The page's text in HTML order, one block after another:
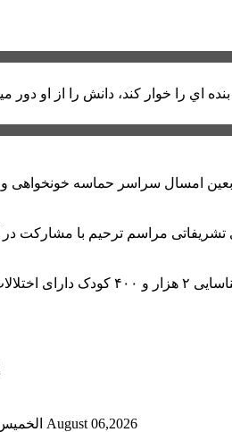
اي را خوار كند، دانش را از او دور
تشریفاتی مراسم ترحیم با مشارکت در
الخميس ۲۱ صفر August 06,2026